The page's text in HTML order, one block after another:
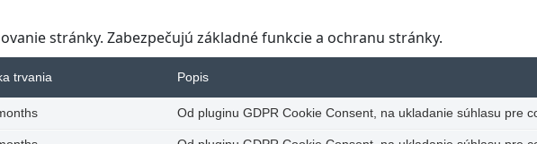
stránky. Zabezpečujú základné funkcie a ochranu stránky.
trvania Popis
Od pluginu GDPR Cookie Consent, na ukladanie súhlasu pre